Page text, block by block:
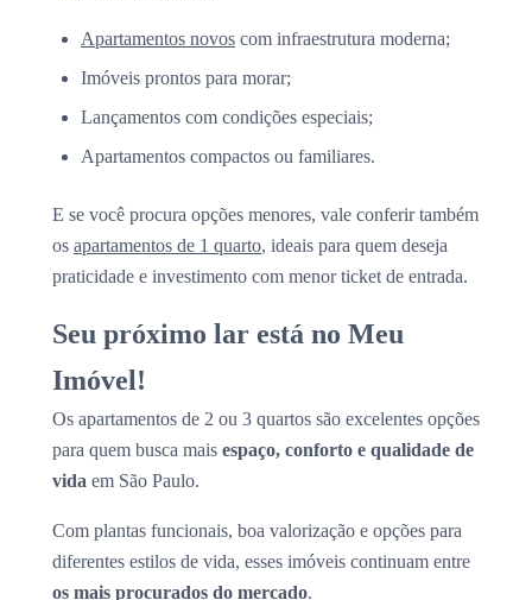
Apartamentos novos com infraestrutura moderna;
Imóveis prontos para morar;
Lançamentos com condições especiais;
Apartamentos compactos ou familiares.
E se você procura opções menores, vale conferir também
os apartamentos de 1 quarto, ideais para quem deseja
praticidade e investimento com menor ticket de entrada.
Seu próximo lar está no Meu
Imóvel!
Os apartamentos de 2 ou 3 quartos são excelentes opções
para quem busca mais espaço, conforto e qualidade de
vida em São Paulo.
Com plantas funcionais, boa valorização e opções para
diferentes estilos de vida, esses imóveis continuam entre
os mais procurados do mercado.